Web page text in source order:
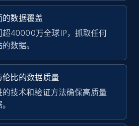
Discover user's articles by
url, Title, Headline, Post
and more.
的数据覆盖
超40000万全球 IP，抓取任何
的数据。
伦比的数据质量
的技术和验证方法确保高质量